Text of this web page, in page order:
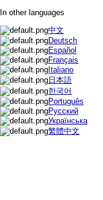
In other languages
中文
Deutsch
Español
Français
Italiano
日本語
한국어
Português
Русский
Українська
繁體中文